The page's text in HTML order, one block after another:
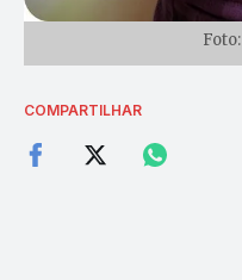
COMPARTILHAR